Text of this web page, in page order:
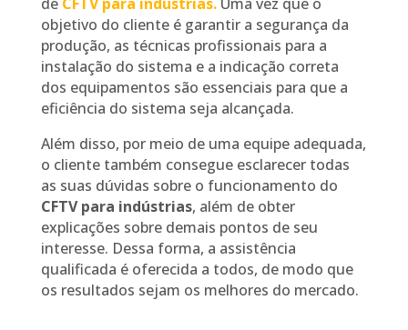
objetivo do cliente é garantir a segurança da
produção, as técnicas profissionais para a
instalação do sistema e a indicação correta
dos equipamentos são essenciais para que a
eficiência do sistema seja alcançada.
Além disso, por meio de uma equipe adequada,
o cliente também consegue esclarecer todas
as suas dúvidas sobre o funcionamento do
CFTV para indústrias, além de obter
explicações sobre demais pontos de seu
interesse. Dessa forma, a assistência
qualificada é oferecida a todos, de modo que
os resultados sejam os melhores do mercado.